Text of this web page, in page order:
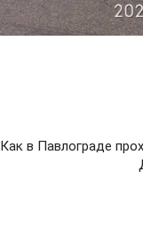
Как в Павлограде